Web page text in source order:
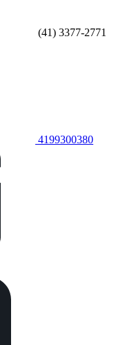
(41) 3377-2771
4199300380